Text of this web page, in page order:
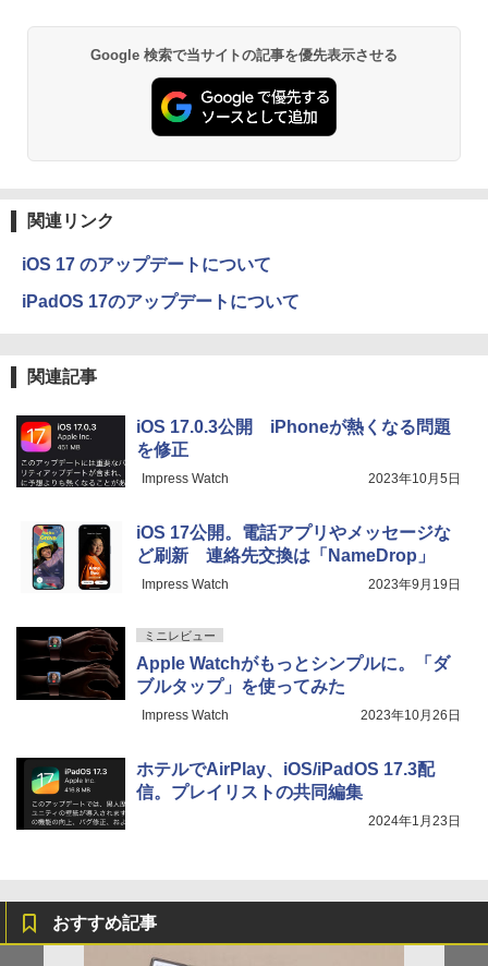
Google 検索で当サイトの記事を優先表示させる
関連リンク
iOS 17 のアップデートについて
iPadOS 17のアップデートについて
関連記事
iOS 17.0.3公開 iPhoneが熱くなる問題
を修正
Impress Watch 2023年10月5日
iOS 17公開。電話アプリやメッセージな
ど刷新 連絡先交換は「NameDrop」
Impress Watch 2023年9月19日
ミニレビュー
Apple Watchがもっとシンプルに。「ダ
ブルタップ」を使ってみた
Impress Watch 2023年10月26日
ホテルでAirPlay、iOS/iPadOS 17.3配
信。プレイリストの共同編集
2024年1月23日
おすすめ記事